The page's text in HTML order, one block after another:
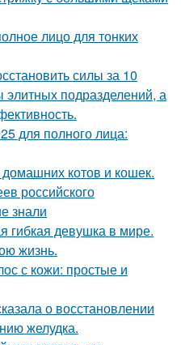
лицо для тонких
силы за 10
подразделений, а
для полного лица:
котов и кошек.
российского
знали
гибкая девушка в мире.
жизнь.
с кожи: простые и
о восстановлении
желудка.